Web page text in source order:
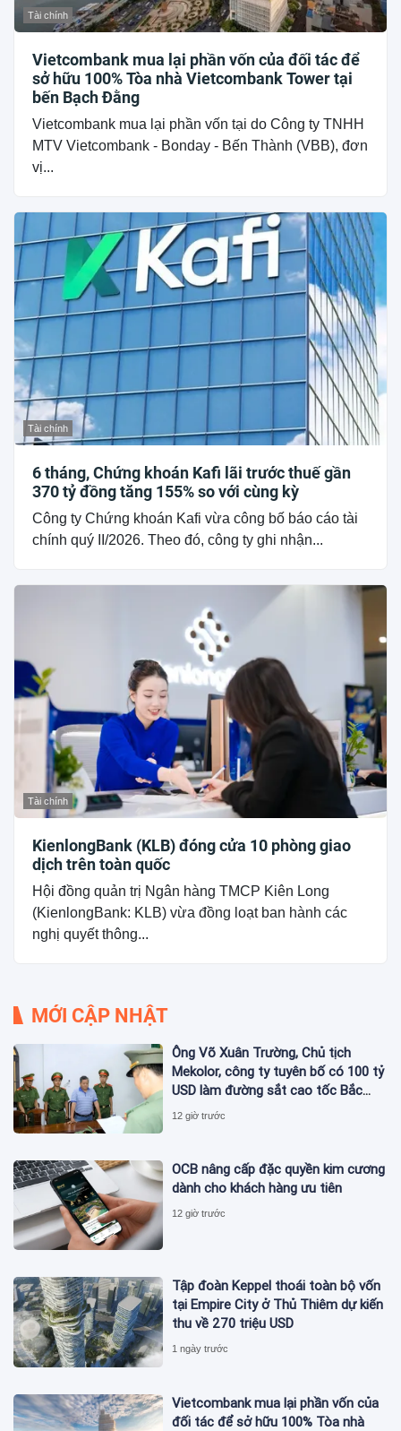
Tài chính
Vietcombank mua lại phần vốn của đối tác để
sở hữu 100% Tòa nhà Vietcombank Tower tại
bến Bạch Đằng
Vietcombank mua lại phần vốn tại do Công ty TNHH
MTV Vietcombank - Bonday - Bến Thành (VBB), đơn
vị...
Tài chính
6 tháng, Chứng khoán Kafi lãi trước thuế gần
370 tỷ đồng tăng 155% so với cùng kỳ
Công ty Chứng khoán Kafi vừa công bố báo cáo tài
chính quý II/2026. Theo đó, công ty ghi nhận...
Tài chính
KienlongBank (KLB) đóng cửa 10 phòng giao
dịch trên toàn quốc
Hội đồng quản trị Ngân hàng TMCP Kiên Long
(KienlongBank: KLB) vừa đồng loạt ban hành các
nghị quyết thông...
MỚI CẬP NHẬT
Ông Võ Xuân Trường, Chủ tịch
Mekolor, công ty tuyên bố có 100 tỷ
USD làm đường sắt cao tốc Bắc
Nam bị bắt
12 giờ trước
OCB nâng cấp đặc quyền kim cương
dành cho khách hàng ưu tiên
12 giờ trước
Tập đoàn Keppel thoái toàn bộ vốn
tại Empire City ở Thủ Thiêm dự kiến
thu về 270 triệu USD
1 ngày trước
Vietcombank mua lại phần vốn của
đối tác để sở hữu 100% Tòa nhà